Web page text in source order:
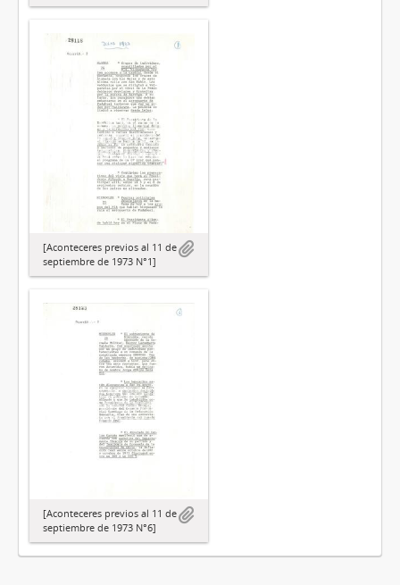
[Aconteceres previos al 11 de
septiembre de 1973 N°1]
[Aconteceres previos al 11 de
septiembre de 1973 N°6]